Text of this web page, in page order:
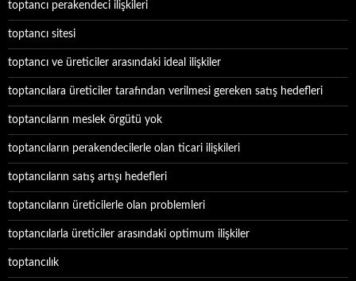
toptancı perakendeci ilişkileri
toptancı sitesi
toptancı ve üreticiler arasındaki ideal ilişkiler
toptancılara üreticiler tarafından verilmesi gereken satış hedefleri
toptancıların meslek örgütü yok
toptancıların perakendecilerle olan ticari ilişkileri
toptancıların satış artışı hedefleri
toptancıların üreticilerle olan problemleri
toptancılarla üreticiler arasındaki optimum ilişkiler
toptancılık